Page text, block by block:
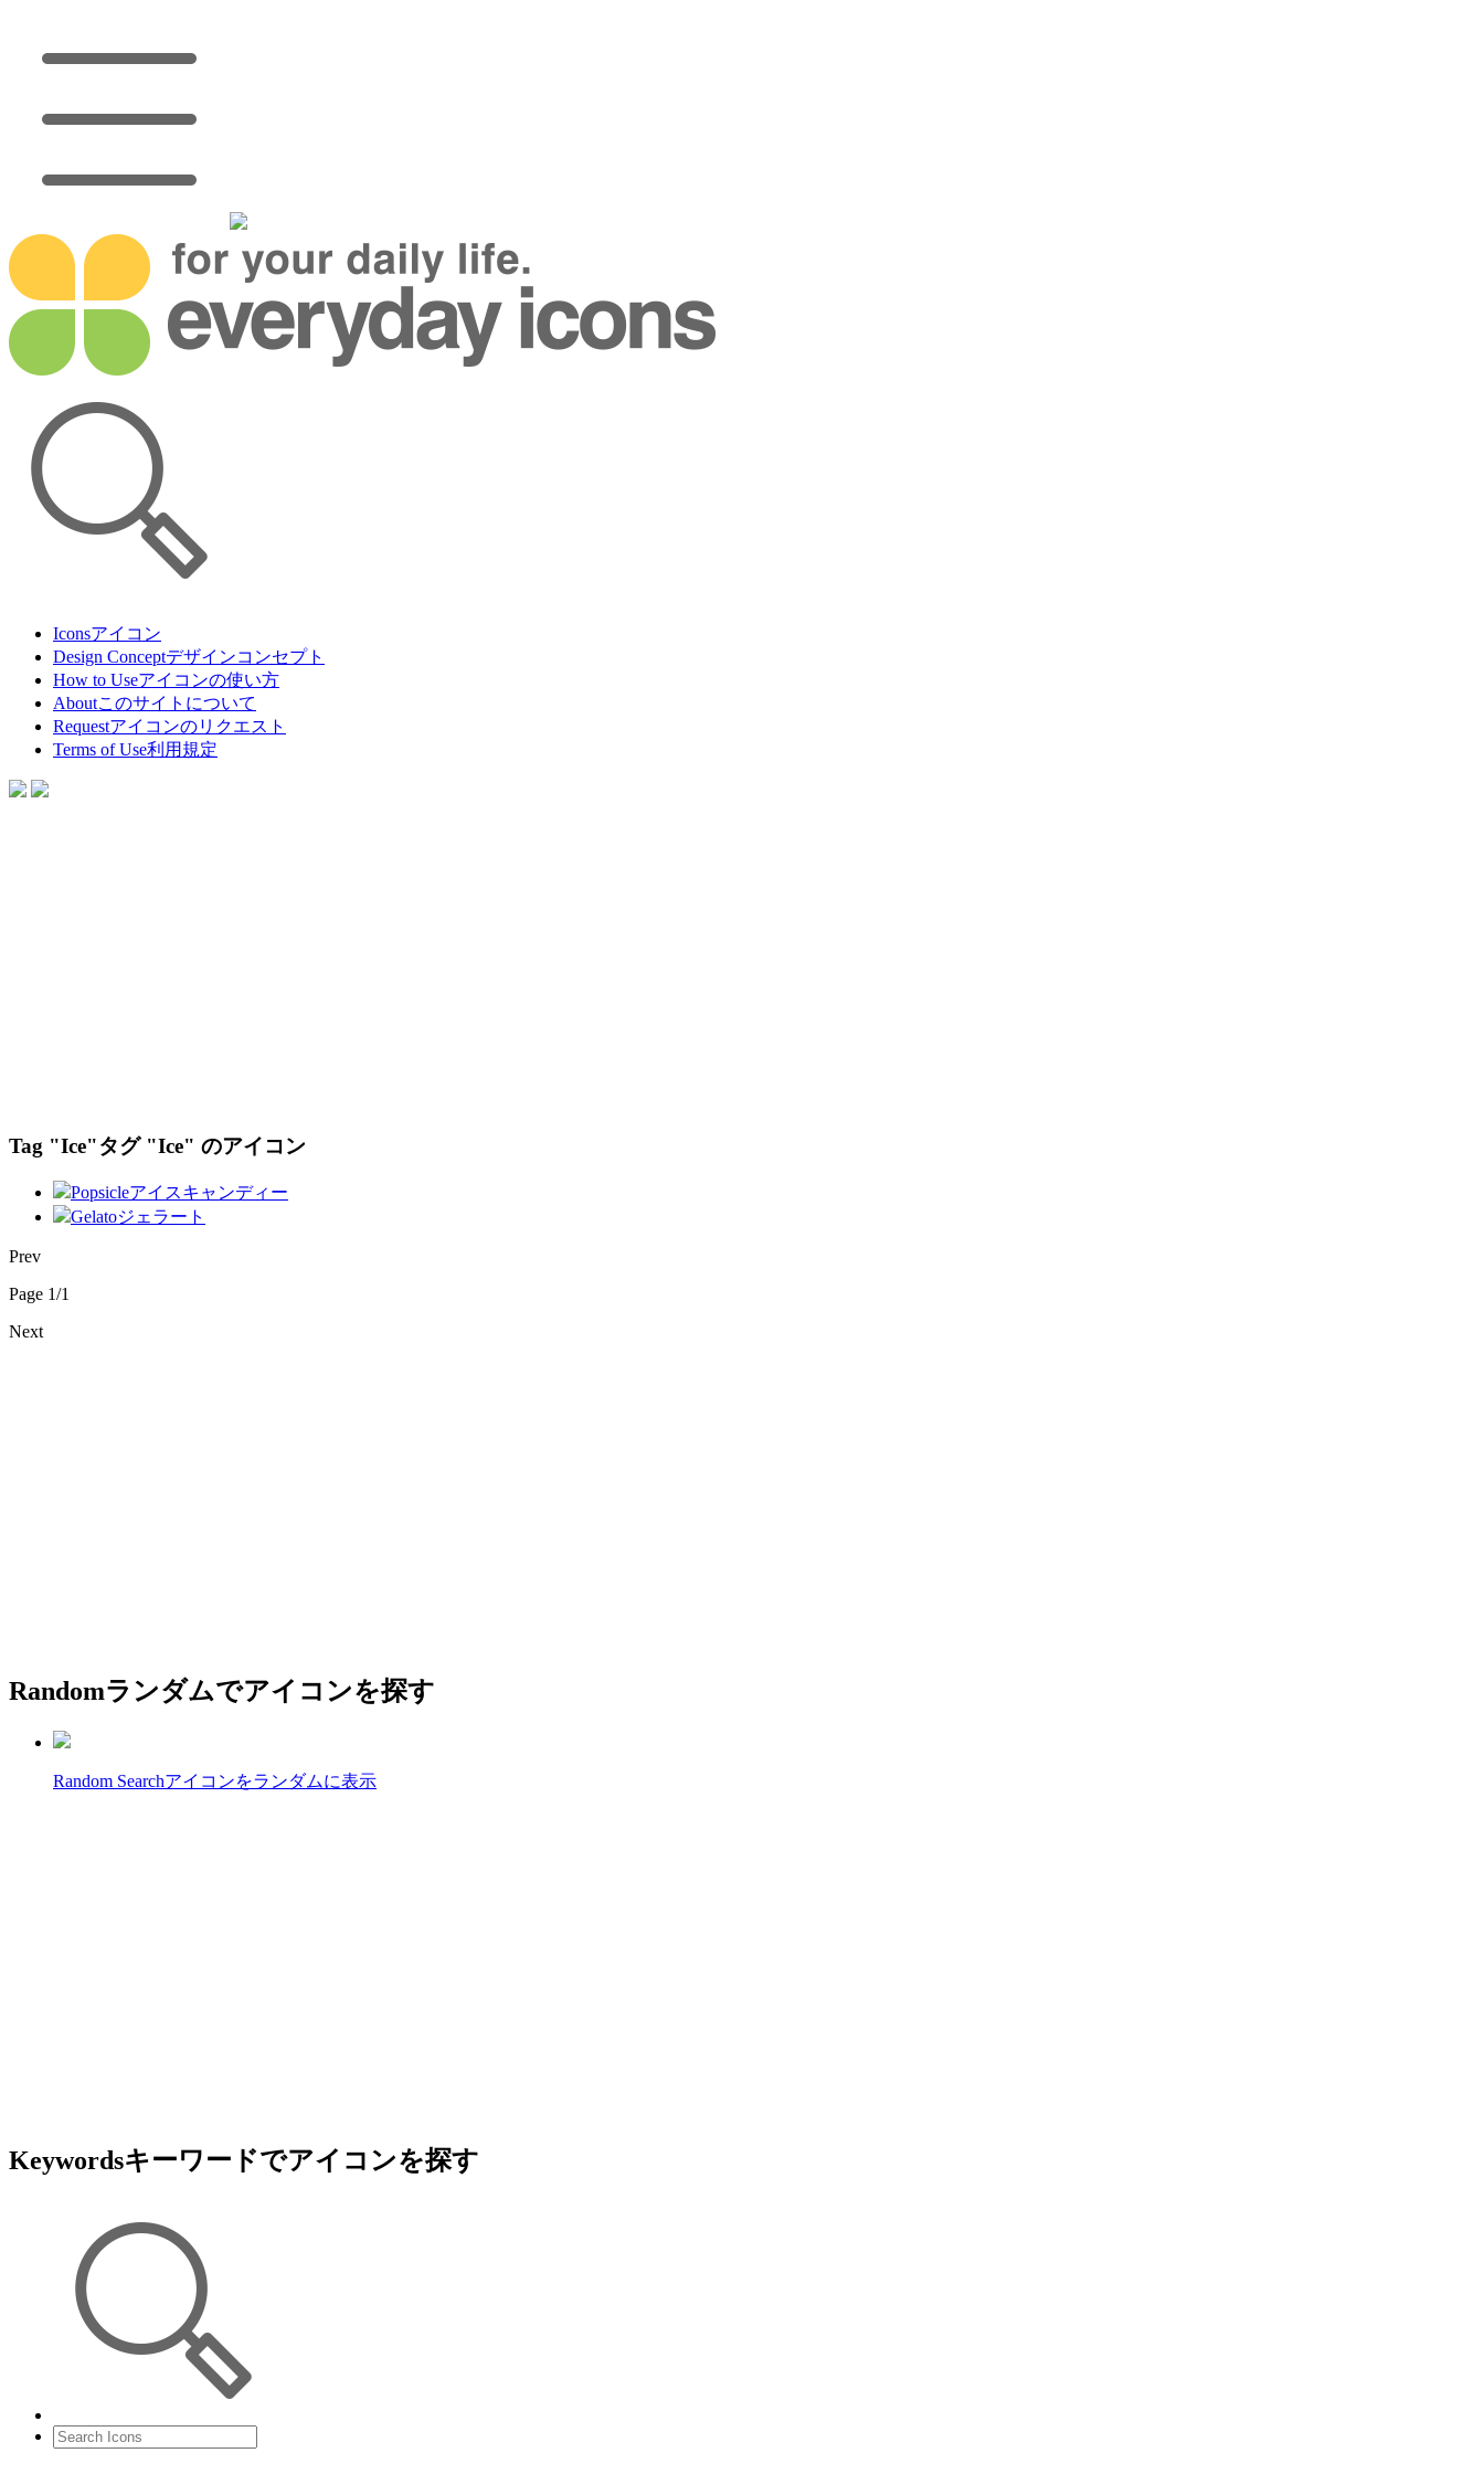
Iconsアイコン
Design Conceptデザインコンセプト
How to Useアイコンの使い方
Aboutこのサイトについて
Requestアイコンのリクエスト
Terms of Use利用規定
Tag "Ice"タグ "Ice" のアイコン
Popsicleアイスキャンディー
Gelatoジェラート
Prev
Page 1/1
Next
Randomランダムでアイコンを探す
Random Searchアイコンをランダムに表示
Keywordsキーワードでアイコンを探す